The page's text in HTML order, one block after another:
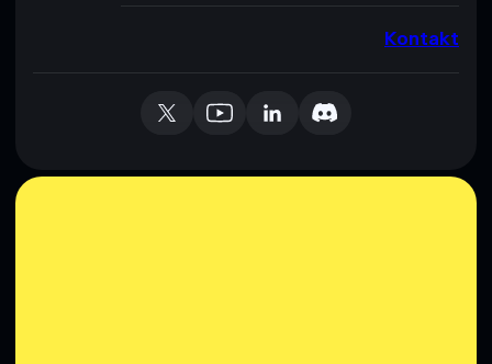
Kontakt